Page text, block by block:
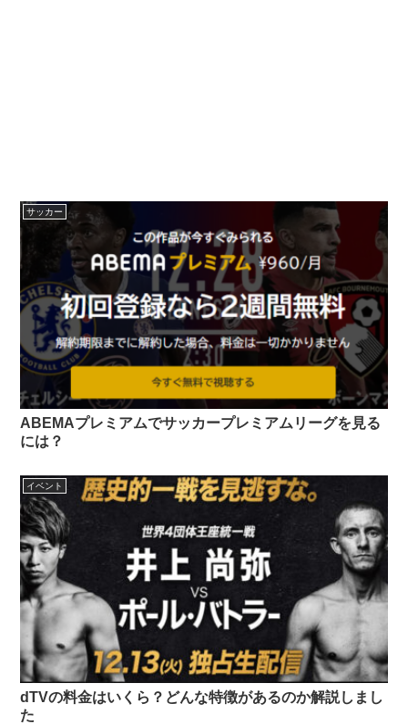
サッカー
ABEMAプレミアムでサッカープレミアムリーグを見る
には？
イベント
dTVの料金はいくら？どんな特徴があるのか解説しまし
た